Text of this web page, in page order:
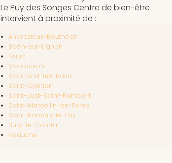
Le Puy des Songes Centre de bien-être
intervient à proximité de :
Andrézieux-Bouthéon
Boën-sur-Lignon
Feurs
Montbrison
Montrond-les-Bains
Saint-Cyprien
Saint-Just-Saint-Rambert
Saint-Marcellin-en-Forez
Saint-Romain-le-Puy
Sury-le-Comtal
Veauche